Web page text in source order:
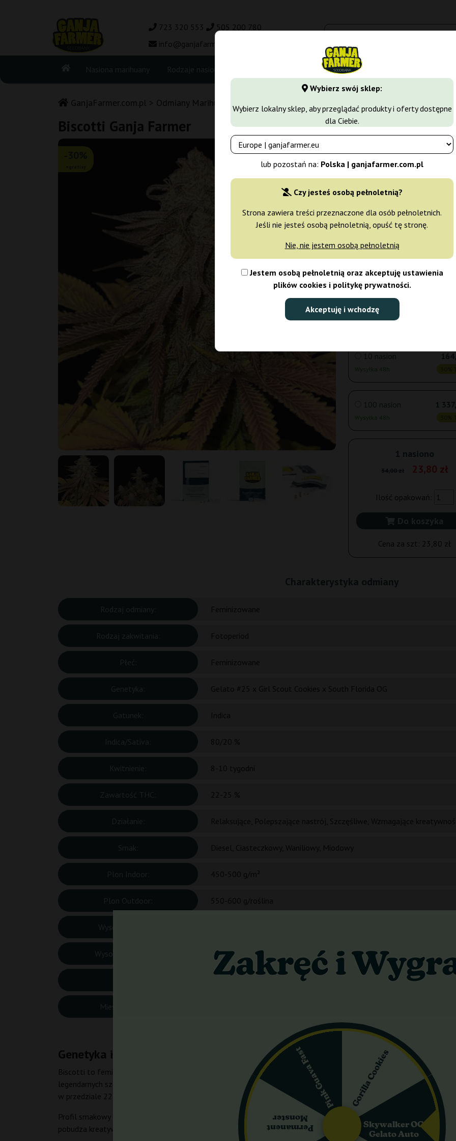
Wybierz swój sklep:
Wybierz lokalny sklep, aby przeglądać produkty i oferty dostępne
dla Ciebie.
lub pozostań na: Polska | ganjafarmer.com.pl
Czy jesteś osobą pełnoletnią?
Strona zawiera treści przeznaczone dla osób pełnoletnich.
Jeśli nie jesteś osobą pełnoletnią, opuść tę stronę.
Nie, nie jestem osobą pełnoletnią
Jestem osobą pełnoletnią oraz akceptuję ustawienia
plików cookies i politykę prywatności.
Akceptuję i wchodzę
723 320 553
505 200 780
info@ganjafarmer.com.pl
Nasiona marihuany Rodzaje nasion Odmiany marihuany
GanjaFarmer.com.pl Odmiany Marihuany
Biscotti Ganja Farmer
Ganja Farmer
1 nasiono
Wysyłka 24h
3 nasiona
Wysyłka 24h 30%
5 nasion
Wysyłka 24h
10 nasion
Wysyłka 48h
100 nasion
Wysyłka 48h
1
1 nasiono
34,00 zł 23,80 zł
Ilość opakowań:
Do koszyka
Cena za szt: 23,80 zł
Charakterystyka odmiany
Rodzaj odmiany:
Rodzaj zakwitania:
Płeć:
Genetyka:
Gatunek:
Indica/Sativa:
Kwitnienie:
Zawartość THC:
Działanie:
Smak:
Plon Indoor:
Plon Outdoor:
Wysokość Indoor:
Wysokość Outdoor: 140-180 cm
Miesiąc zbiorów:
Genetyka i charakterystyka Biscotti
Biscotti to feminizowane nasiona konopi fotoperiodycznych o genetyce zdominowanej przez Indica (około 80%
legendarnych szczepów: Gelato #25, Girl Scout Cookies oraz South Florida OG. Każde nasiono łączy te geny, dając
w przedziale 22–25%.
Profil smakowy obejmuje deserową słodycz wanilii i ciasteczek, która jest przełamana nutami miodu i diesla, z
pobudza kreatywność, polepsza nastrój i wywołuje szczęście – idealnie pasuje do wieczornego relaksu lub
Gorilla Cookies
Skywalker OG
Gelato Auto
Permanent
Monster
Pink Guava Fast